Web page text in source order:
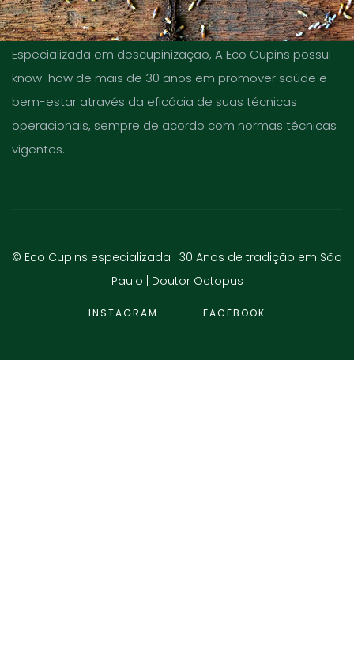
Especializada em descupinização, A Eco Cupins possui
know-how de mais de 30 anos em promover saúde e
bem-estar através da eficácia de suas técnicas
operacionais, sempre de acordo com normas técnicas
vigentes.
© Eco Cupins especializada | 30 Anos de tradição em São
Paulo | Doutor Octopus
INSTAGRAM FACEBOOK